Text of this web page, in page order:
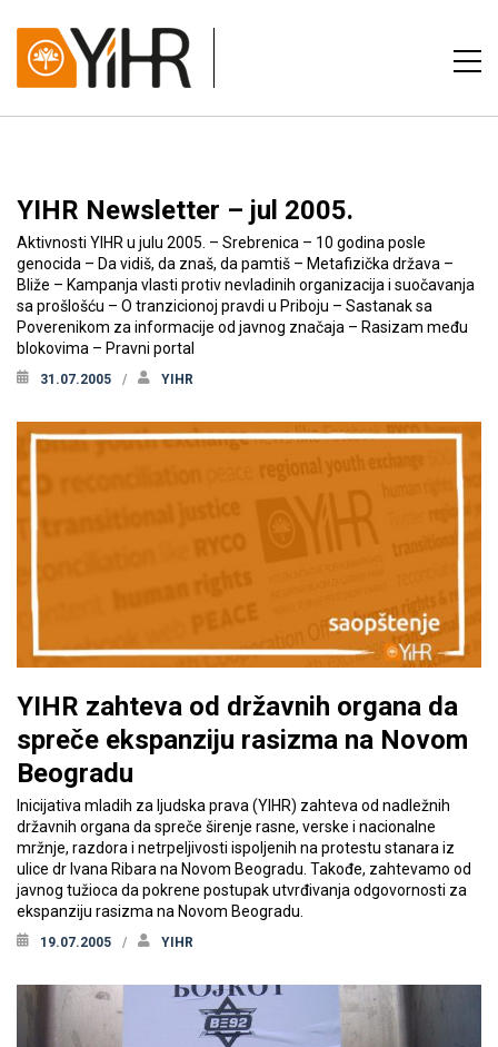
YIHR Newsletter – jul 2005.
Aktivnosti YIHR u julu 2005. – Srebrenica – 10 godina posle
genocida – Da vidiš, da znaš, da pamtiš – Metafizička država –
Bliže – Kampanja vlasti protiv nevladinih organizacija i suočavanja
sa prošlošću – O tranzicionoj pravdi u Priboju – Sastanak sa
Poverenikom za informacije od javnog značaja – Rasizam među
blokovima – Pravni portal
31.07.2005 YIHR
YIHR zahteva od državnih organa da
spreče ekspanziju rasizma na Novom
Beogradu
Inicijativa mladih za ljudska prava (YIHR) zahteva od nadležnih
državnih organa da spreče širenje rasne, verske i nacionalne
mržnje, razdora i netrpeljivosti ispoljenih na protestu stanara iz
ulice dr Ivana Ribara na Novom Beogradu. Takođe, zahtevamo od
javnog tužioca da pokrene postupak utvrđivanja odgovornosti za
ekspanziju rasizma na Novom Beogradu.
19.07.2005 YIHR